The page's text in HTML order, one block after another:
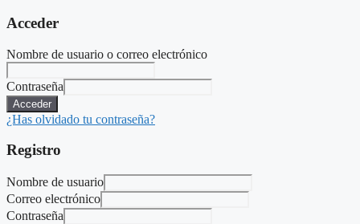
Acceder
Nombre de usuario o correo electrónico
Contraseña
Acceder
¿Has olvidado tu contraseña?
Registro
Nombre de usuario
Correo electrónico
Contraseña